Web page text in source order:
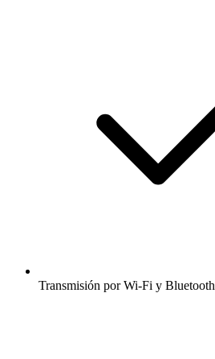
Transmisión por Wi-Fi y Bluetooth